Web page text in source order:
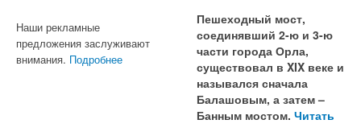
Наши рекламные
предложения заслуживают
внимания. Подробнее
Пешеходный мост,
соединявший 2-ю и 3-ю
части города Орла,
существовал в XIX веке и
назывался сначала
Балашовым, а затем –
Банным мостом. Читать